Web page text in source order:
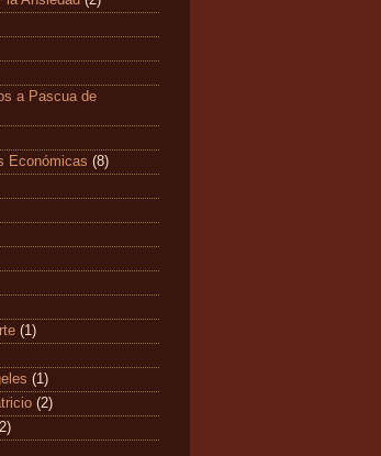
a Pascua de
Económicas (8)
(1)
(1)
(2)